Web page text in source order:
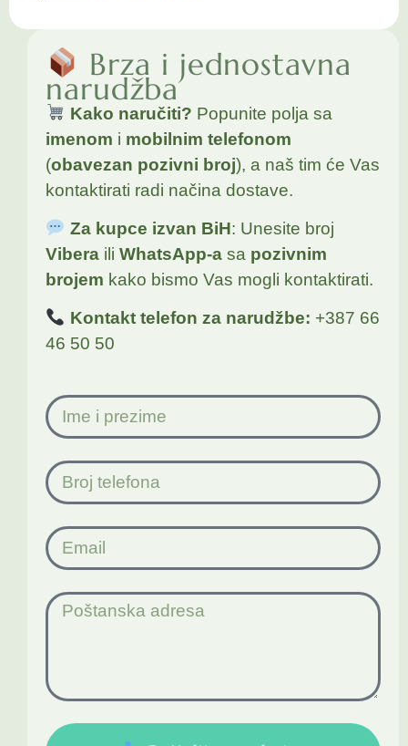
Brza i jednostavna
narudžba
Kako naručiti? Popunite polja sa
imenom i mobilnim telefonom
(obavezan pozivni broj), a naš tim će Vas
kontaktirati radi načina dostave.
Za kupce izvan BiH: Unesite broj
Vibera ili WhatsApp-a sa pozivnim
brojem kako bismo Vas mogli kontaktirati.
Kontakt telefon za narudžbe: +387 66
46 50 50